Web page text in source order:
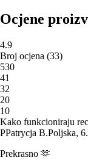
Ocjene
4.9
Broj ocjena (33)
530
41
32
20
10
Kako funkcioniraju
PPatrycja B.Poljska,
Prekrasno 🫶